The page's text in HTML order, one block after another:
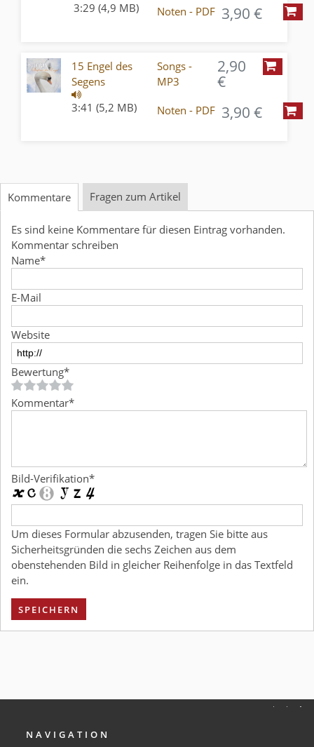
3:29 (4,9 MB)
Noten - PDF 3,90 €
15 Engel des
Segens
3:41 (5,2 MB)
Songs -
MP3
2,90
€
Noten - PDF 3,90 €
Kommentare Fragen zum Artikel
Es sind keine Kommentare für diesen Eintrag vorhanden.
Kommentar schreiben
Name*
E-Mail
Website
Bewertung*
Kommentar*
Bild-Verifikation*
Um dieses Formular abzusenden, tragen Sie bitte aus
Sicherheitsgründen die sechs Zeichen aus dem
obenstehenden Bild in gleicher Reihenfolge in das Textfeld
ein.
SPEICHERN
NAVIGATION